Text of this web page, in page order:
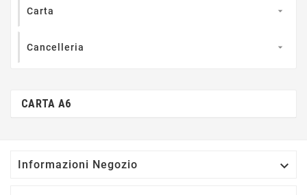
Carta 
Cancelleria 
CARTA A6
Informazioni Negozio 